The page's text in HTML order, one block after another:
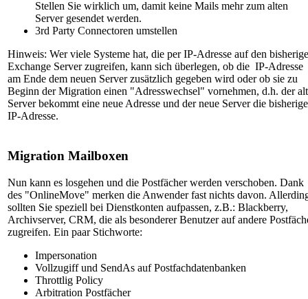
Stellen Sie wirklich um, damit keine Mails mehr zum alten
Server gesendet werden.
3rd Party Connectoren umstellen
Hinweis: Wer viele Systeme hat, die per IP-Adresse auf den
Exchange Server zugreifen, kann sich überlegen, ob die IP-Adresse
am Ende dem neuen Server zusätzlich gegeben wird oder ob sie zu
Beginn der Migration einen "Adresswechsel" vornehmen, d.h. der
Server bekommt eine neue Adresse und der neue Server die bisherige
IP-Adresse.
Migration Mailboxen
Nun kann es losgehen und die Postfächer werden verschoben. Dank
des "OnlineMove" merken die Anwender fast nichts davon.
sollten Sie speziell bei Dienstkonten aufpassen, z.B.: Blackberry,
Archivserver, CRM, die als besonderer Benutzer auf andere
zugreifen. Ein paar Stichworte:
Impersonation
Vollzugiff und SendAs auf Postfachdatenbanken
Throttlig Policy
Arbitration Postfächer